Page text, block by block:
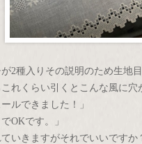
2種入りその説明のため生地
れくらい引くとこんな風に穴
ルできました！」
OKです。」
いきますがそれでいいですか